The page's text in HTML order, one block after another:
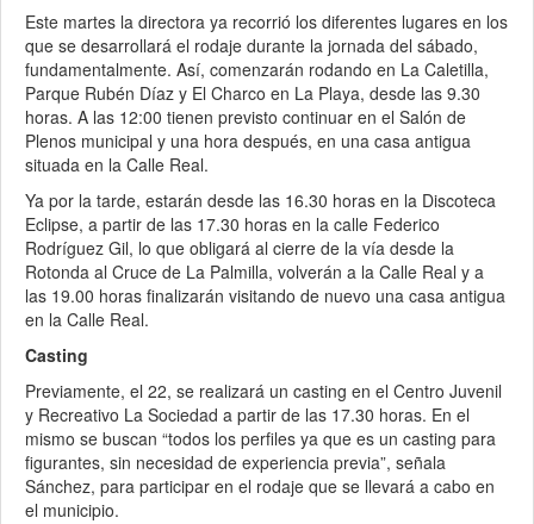
Este martes la directora ya recorrió los diferentes lugares en los
que se desarrollará el rodaje durante la jornada del sábado,
fundamentalmente. Así, comenzarán rodando en La Caletilla,
Parque Rubén Díaz y El Charco en La Playa, desde las 9.30
horas. A las 12:00 tienen previsto continuar en el Salón de
Plenos municipal y una hora después, en una casa antigua
situada en la Calle Real.
Ya por la tarde, estarán desde las 16.30 horas en la Discoteca
Eclipse, a partir de las 17.30 horas en la calle Federico
Rodríguez Gil, lo que obligará al cierre de la vía desde la
Rotonda al Cruce de La Palmilla, volverán a la Calle Real y a
las 19.00 horas finalizarán visitando de nuevo una casa antigua
en la Calle Real.
Casting
Previamente, el 22, se realizará un casting en el Centro Juvenil
y Recreativo La Sociedad a partir de las 17.30 horas. En el
mismo se buscan “todos los perfiles ya que es un casting para
figurantes, sin necesidad de experiencia previa”, señala
Sánchez, para participar en el rodaje que se llevará a cabo en
el municipio.